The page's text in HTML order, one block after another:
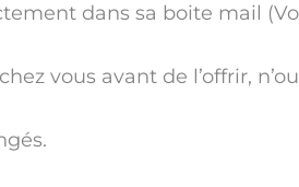
dans sa boite mail
vous avant de l’offrir,